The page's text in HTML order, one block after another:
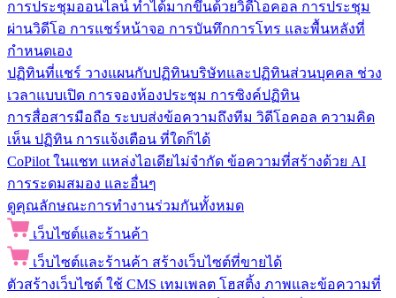
การประชุมออนไลน์ ทำได้มากขึ้นด้วยวิดีโอคอล การประชุม
ผ่านวิดีโอ การแชร์หน้าจอ การบันทึกการโทร และพื้นหลังที่
กำหนดเอง
ปฏิทินที่แชร์ วางแผนกับปฏิทินบริษัทและปฏิทินส่วนบุคคล ช่วง
เวลาแบบเปิด การจองห้องประชุม การซิงค์ปฏิทิน
การสื่อสารมือถือ ระบบส่งข้อความถึงทีม วิดีโอคอล ความคิด
เห็น ปฏิทิน การแจ้งเตือน ที่ใดก็ได้
CoPilot ในแชท แหล่งไอเดียไม่จำกัด ข้อความที่สร้างด้วย AI
การระดมสมอง และอื่นๆ
ดูคุณลักษณะการทำงานร่วมกันทั้งหมด
เว็บไซต์และร้านค้า
เว็บไซต์และร้านค้า สร้างเว็บไซต์ที่ขายได้
ตัวสร้างเว็บไซต์ ใช้ CMS เทมเพลต โฮสติ้ง ภาพและข้อความที่